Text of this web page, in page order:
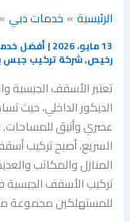
الرئيسية خدمات دبي
13 مايو، 2026 |أفضل
رخيص,شركة تركيب جبس
تعتبر الأسقف الجبسية
الديكور الداخلي،
عصري وأنيق للمساحات.
السريع، أصبح تركيب
المنازل والمكاتب
تركيب الأسقف الجبسية
للمستهلكين مجموعة